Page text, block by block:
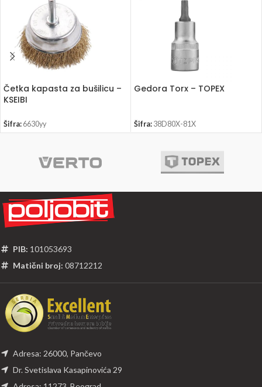
Četka kapasta za bušilicu –
KSEIBI
Šifra: 6630yy
Gedora Torx – TOPEX
Šifra: 38D80X-81X
PIB: 101053693
Matični broj: 08712212
Adresa: 26000, Pančevo
Dr. Svetislava Kasapinovića 29